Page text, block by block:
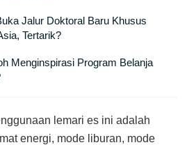
Jalur Doktoral Baru Khusus
Tertarik?
Menginspirasi Program Belanja
lemari es ini adalah
energi, mode liburan, mode